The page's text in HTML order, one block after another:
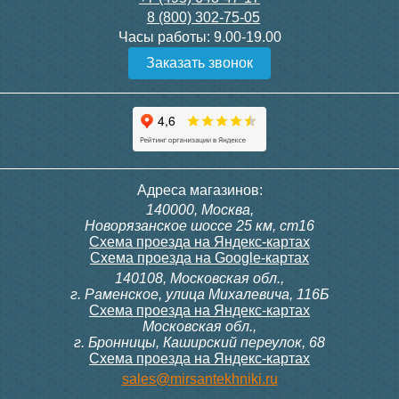
Конвектор ITT.080.200.1300
с решеткой GRILL.SGW-20-
Конвектор ITT.080.200.1000
с решеткой GRILL.SGW-20-
Конвектор ITT.080.200.1000
с решеткой GRILL.SGW-20-
Конвектор ITT.080.200.900 с
решеткой GRILL.SGA-20-
Подробнее Подробнее
3 950
11, 230В (механ.)
6 000
8 (800) 302-75-05
Часы работы: 9.00-19.00
Заказать звонок
Адреса магазинов:
140000, Москва,
Новорязанское шоссе 25 км, ст16
Схема проезда на Яндекс-картах
Схема проезда на Google-картах
140108, Московская обл.,
г. Раменское, улица Михалевича, 116Б
Схема проезда на Яндекс-картах
Московская обл.,
г. Бронницы, Каширский переулок, 68
Схема проезда на Яндекс-картах
sales@mirsantekhniki.ru